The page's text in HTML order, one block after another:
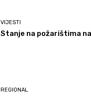
VIJESTI
Stanje na požarištima
REGIONAL